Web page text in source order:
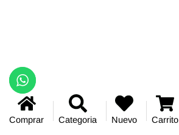
Comprar Categoria Nuevo Carrito